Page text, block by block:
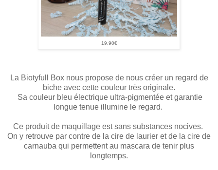
19,90€
La Biotyfull Box nous propose de nous créer un regard de
biche avec cette couleur très originale.
Sa couleur bleu électrique ultra-pigmentée et garantie
longue tenue illumine le regard.
Ce produit de maquillage est sans substances nocives.
On y retrouve par contre de la cire de laurier et de la cire de
carnauba qui permettent au mascara de tenir plus
longtemps.